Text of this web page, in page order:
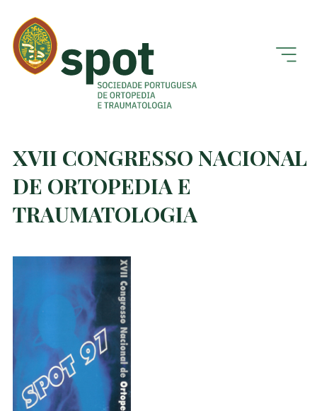
XVII CONGRESSO NACIONAL
DE ORTOPEDIA E
TRAUMATOLOGIA